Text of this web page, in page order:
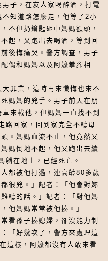
子，在友人家喝醉酒，打電
知道路怎麼走，他等了2小
不但扔鑰匙砸中媽媽額頭，
起，又跑出去喝酒，等到回
後悔痛哭。警方調查，男子
偶和媽媽以及阿嬤拳腳相
罪業，這時再來懺悔也來不
媽媽的兇手。男子前天在朋
來載他，但媽媽一直找不到
路回家，回到家完全不聽母
。媽媽血流不止，他竟然又
媽倒地不起，他又跑出去續
躺在地上，已經死亡。
都被他打過，連高齡80多歲
很兇。」記者：「他會對妳
聽的話。」記者：「對他媽
他媽媽常常被他揍。」
看孫子揍媳婦，卻沒能力制
「好幾次了，警方來處理這
這樣，阿嬤都沒有人敢來看